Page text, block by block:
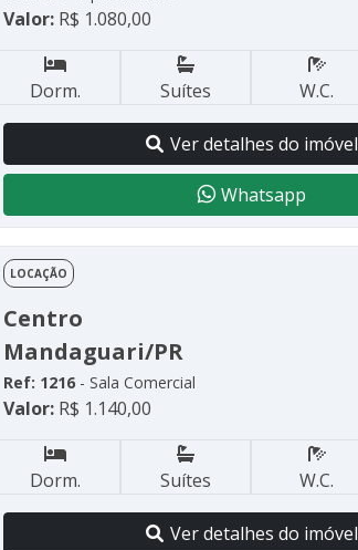
Valor:R$ 1.080,00
Dorm. Suítes W.C.
Ver detalhes do imóvel
Whatsapp
LOCAÇÃO
Centro
Mandaguari/PR
Ref: 1216- Sala Comercial
Valor:R$ 1.140,00
Dorm. Suítes W.C.
Ver detalhes do imóvel